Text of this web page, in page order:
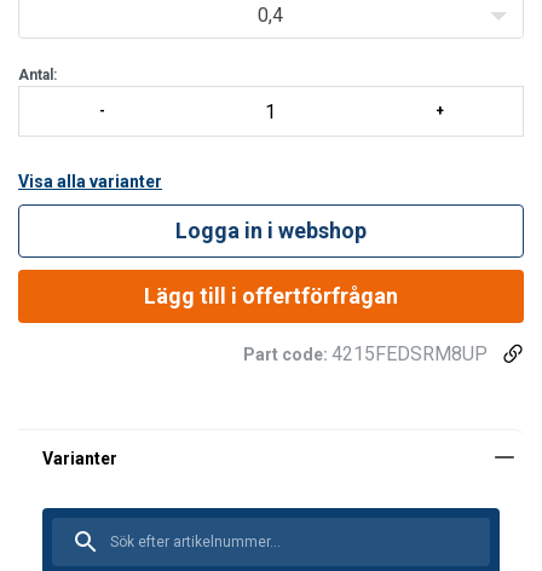
0,4
Antal:
Visa alla varianter
Logga in i webshop
Lägg till i offertförfrågan
Part code: 4215FEDSRM8UP